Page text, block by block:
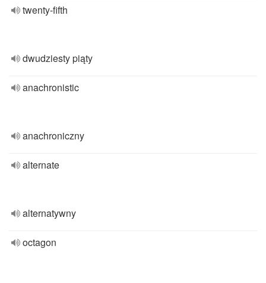
twenty-fifth
dwudziesty piąty
anachronistic
anachroniczny
alternate
alternatywny
octagon